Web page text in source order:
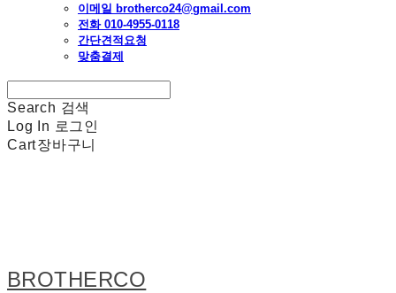
이메일 brotherco24@gmail.com
전화 010-4955-0118
간단견적요청
맞춤결제
Search 검색
Log In 로그인
Cart장바구니
BROTHERCO